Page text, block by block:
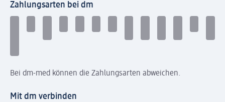
Zahlungsarten bei dm
Bei dm-med können die Zahlungsarten abweichen.
Mit dm verbinden